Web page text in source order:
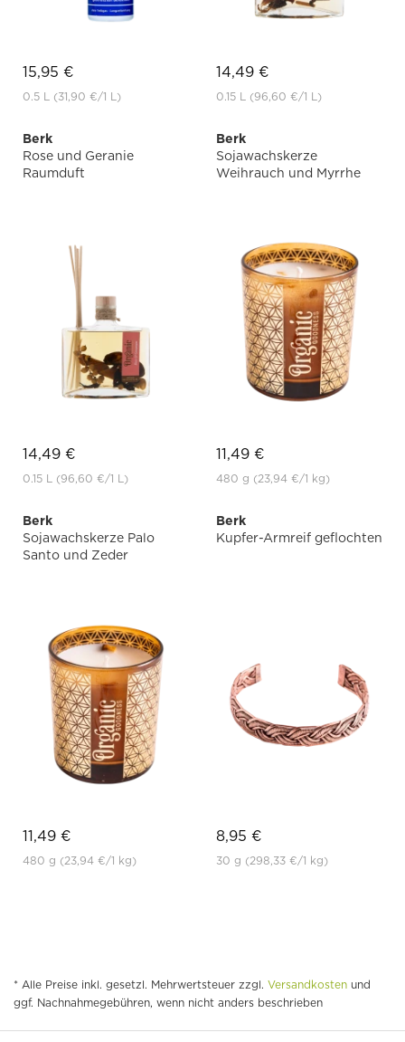
15,95 €
0.5 L (31,90 €/1 L)
14,49 €
0.15 L (96,60 €/1 L)
Berk
Rose und Geranie
Raumduft
14,49 €
0.15 L (96,60 €/1 L)
Berk
Sojawachskerze
Weihrauch und Myrrhe
11,49 €
480 g (23,94 €/1 kg)
Berk
Sojawachskerze Palo
Santo und Zeder
11,49 €
480 g (23,94 €/1 kg)
Berk
Kupfer-Armreif geflochten
8,95 €
30 g (298,33 €/1 kg)
* Alle Preise inkl. gesetzl. Mehrwertsteuer zzgl. Versandkosten und
ggf. Nachnahmegebühren, wenn nicht anders beschrieben